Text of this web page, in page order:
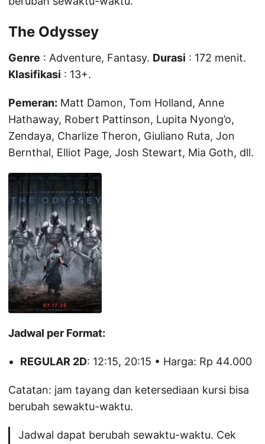
The Odyssey
Genre : Adventure, Fantasy. Durasi : 172 menit.
Klasifikasi : 13+.
Pemeran: Matt Damon, Tom Holland, Anne
Hathaway, Robert Pattinson, Lupita Nyong’o,
Zendaya, Charlize Theron, Giuliano Ruta, Jon
Bernthal, Elliot Page, Josh Stewart, Mia Goth, dll.
Jadwal per Format:
REGULAR 2D: 12:15, 20:15 • Harga: Rp 44.000
Catatan: jam tayang dan ketersediaan kursi bisa
berubah sewaktu-waktu.
Jadwal dapat berubah sewaktu-waktu. Cek